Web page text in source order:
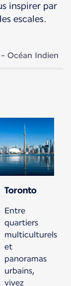
inspirer par
escales.
Océan Indien
Toronto
Entre
quartiers
multiculturels
et
panoramas
urbains,
vivez